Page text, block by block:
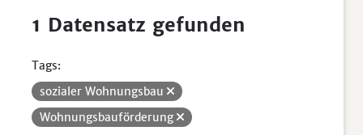
1 Datensatz gefunden
Tags:
sozialer Wohnungsbau
Wohnungsbauförderung